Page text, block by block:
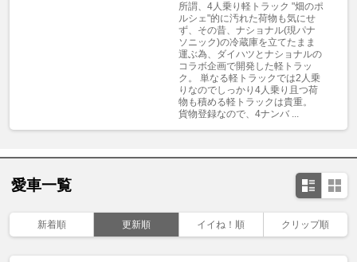
所謂、4人乗り軽トラック "畑のポ
ルシェ"的に汚れた荷物も気にせ
ず、その昔、ナショナル(現パナ
ソニック)の冷蔵庫を立てたまま
運ぶ為、ダイハツとナショナルの
コラボ企画で開発した軽トラッ
ク。 単なる軽トラックでは2人乗
りなのでしっかり4人乗り且つ荷
物も積める軽トラックは貴重。
貨物登録なので、4ナンバ ...
愛車一覧
新着順 更新順 イイね！順 クリップ順